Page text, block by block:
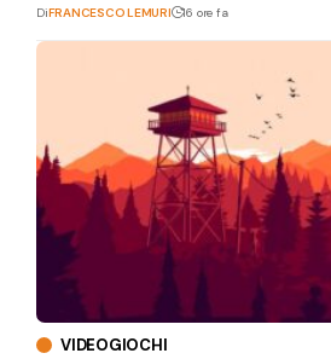
DiFRANCESCO LEMURI 16 ore fa
VIDEOGIOCHI